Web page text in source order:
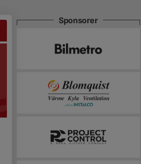
Sponsorer